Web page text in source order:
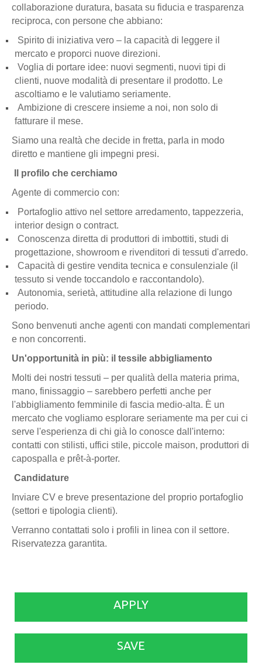
collaborazione duratura, basata su fiducia e trasparenza
reciproca, con persone che abbiano:
Spirito di iniziativa vero – la capacità di leggere il
mercato e proporci nuove direzioni.
Voglia di portare idee: nuovi segmenti, nuovi tipi di
clienti, nuove modalità di presentare il prodotto. Le
ascoltiamo e le valutiamo seriamente.
Ambizione di crescere insieme a noi, non solo di
fatturare il mese.
Siamo una realtà che decide in fretta, parla in modo
diretto e mantiene gli impegni presi.
Il profilo che cerchiamo
Agente di commercio con:
Portafoglio attivo nel settore arredamento, tappezzeria,
interior design o contract.
Conoscenza diretta di produttori di imbottiti, studi di
progettazione, showroom e rivenditori di tessuti d'arredo.
Capacità di gestire vendita tecnica e consulenziale (il
tessuto si vende toccandolo e raccontandolo).
Autonomia, serietà, attitudine alla relazione di lungo
periodo.
Sono benvenuti anche agenti con mandati complementari
e non concorrenti.
Un'opportunità in più: il tessile abbigliamento
Molti dei nostri tessuti – per qualità della materia prima,
mano, finissaggio – sarebbero perfetti anche per
l'abbigliamento femminile di fascia medio-alta. È un
mercato che vogliamo esplorare seriamente ma per cui ci
serve l'esperienza di chi già lo conosce dall'interno:
contatti con stilisti, uffici stile, piccole maison, produttori di
capospalla e prêt-à-porter.
Candidature
Inviare CV e breve presentazione del proprio portafoglio
(settori e tipologia clienti).
Verranno contattati solo i profili in linea con il settore.
Riservatezza garantita.
APPLY
SAVE